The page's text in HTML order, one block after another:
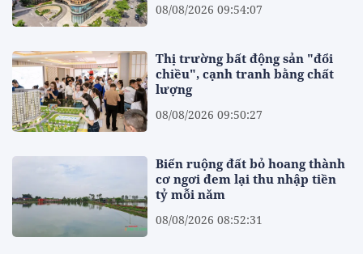
08/08/2026 09:54:07
Thị trường bất động sản "đổi
chiều", cạnh tranh bằng chất
lượng
08/08/2026 09:50:27
Biến ruộng đất bỏ hoang thành
cơ ngơi đem lại thu nhập tiền
tỷ mỗi năm
08/08/2026 08:52:31